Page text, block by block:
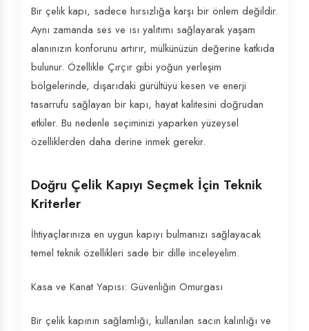
Bir çelik kapı, sadece hırsızlığa karşı bir önlem değildir.
Aynı zamanda ses ve ısı yalıtımı sağlayarak yaşam
alanınızın konforunu artırır, mülkünüzün değerine katkıda
bulunur. Özellikle Çırçır gibi yoğun yerleşim
bölgelerinde, dışarıdaki gürültüyü kesen ve enerji
tasarrufu sağlayan bir kapı, hayat kalitesini doğrudan
etkiler. Bu nedenle seçiminizi yaparken yüzeysel
özelliklerden daha derine inmek gerekir.
Doğru Çelik Kapıyı Seçmek İçin Teknik
Kriterler
İhtiyaçlarınıza en uygun kapıyı bulmanızı sağlayacak
temel teknik özellikleri sade bir dille inceleyelim.
Kasa ve Kanat Yapısı: Güvenliğin Omurgası
Bir çelik kapının sağlamlığı, kullanılan sacın kalınlığı ve